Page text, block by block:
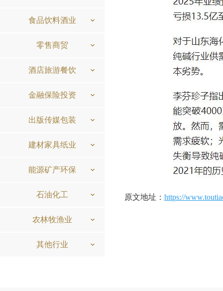
食品饮料酒业
零售商贸
酒店旅游餐饮
金融保险投资
出版传媒包装
建材家具纸业
能源矿产环保
石油化工
农林牧渔业
其他行业
原文地址： https://